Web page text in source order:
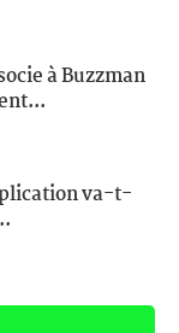
à Buzzman
va-t-